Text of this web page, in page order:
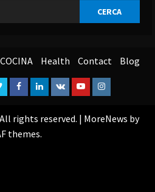
COCINA Health Contact Blog
Facebook
Linkedin
VK YoutubeInstagram
rights reserved. | MoreNews by
themes.